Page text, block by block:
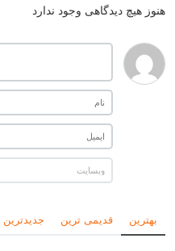
هنوز هیچ دیدگاهی وجود ندارد
بهترین قدیمی ترین جدیدترین